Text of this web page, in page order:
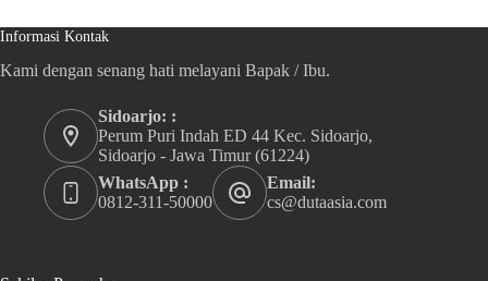
Informasi Kontak
Kami dengan senang hati melayani Bapak / Ibu.
Sidoarjo: :
Perum Puri Indah ED 44 Kec. Sidoarjo,
Sidoarjo - Jawa Timur (61224)
WhatsApp :
0812-311-50000
Email:
cs@dutaasia.com